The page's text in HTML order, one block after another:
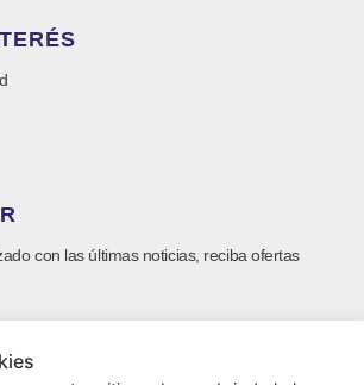
con las últimas noticias, reciba ofertas